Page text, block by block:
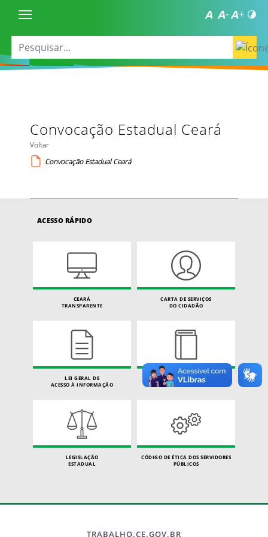
Convocação Estadual Ceará
Voltar
Convocação Estadual Ceará
ACESSO RÁPIDO
CEARÁ
TRANSPARENTE
CARTA DE SERVIÇOS
DO CIDADÃO
LEI GERAL DE
ACESSO À INFORMAÇÃO
DIÁRIO
OFICIAL
LEGISLAÇÃO
ESTADUAL
CÓDIGO DE ÉTICA DOS SERVIDORES
PÚBLICOS
TRABALHO.CE.GOV.BR